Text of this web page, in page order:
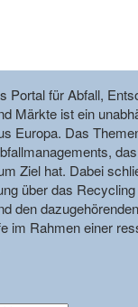
Portal für Abfall,
Märkte ist ein
Europa. Das
Ziel hat. Dabei
über das
den
im Rahmen einer